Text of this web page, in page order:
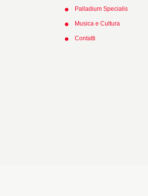
Palladium Specialis
Musica e Cultura
Contatti